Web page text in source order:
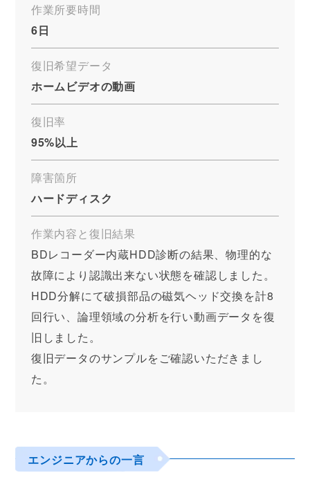
作業所要時間
6日
復旧希望データ
ホームビデオの動画
復旧率
95%以上
障害箇所
ハードディスク
作業内容と復旧結果
BDレコーダー内蔵HDD診断の結果、物理的な
故障により認識出来ない状態を確認しました。
HDD分解にて破損部品の磁気ヘッド交換を計8
回行い、論理領域の分析を行い動画データを復
旧しました。
復旧データのサンプルをご確認いただきまし
た。
エンジニアからの一言